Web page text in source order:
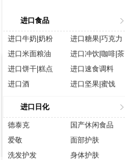
进口食品
进口牛奶|奶粉
进口糖果|巧克力
进口米面粮油
进口冲饮|咖啡|茶
进口饼干|糕点
进口速食调料
进口酒
进口坚果|蜜饯
进口日化
德泰克
国产休闲食品
爱敬
面部护肤
洗发护发
身体护肤